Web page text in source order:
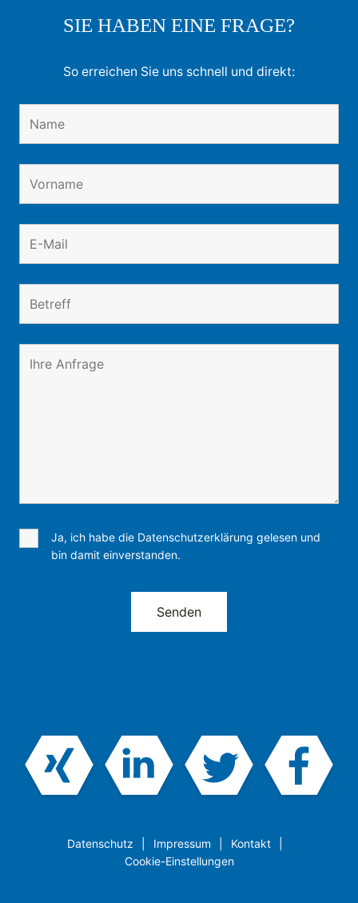
SIE HABEN EINE FRAGE?
So erreichen Sie uns schnell und direkt:
Ja, ich habe die Datenschutzerklärung gelesen und
bin damit einverstanden.
Datenschutz Impressum
Kontakt
Cookie-Einstellungen